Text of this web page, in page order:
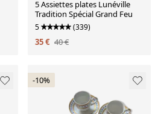
5 Assiettes plates Lunéville
Tradition Spécial Grand Feu
5 (339)
35 € 40 €
-10%